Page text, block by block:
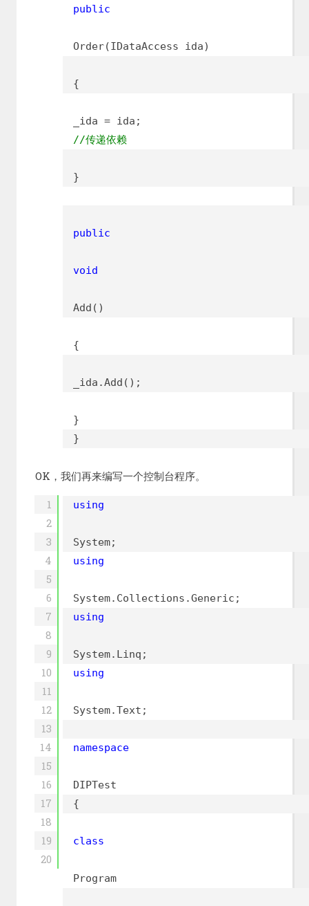
public
Order(IDataAccess ida)
{
_ida = ida;
//传递依赖
}
public
void
Add()
{
_ida.Add();
}
}
OK，我们再来编写一个控制台程序。
1
2
3
4
5
6
7
8
9
10
11
12
13
14
15
16
17
18
19
20
using
System;
using
System.Collections.Generic;
using
System.Linq;
using
System.Text;
namespace
DIPTest
{
class
Program